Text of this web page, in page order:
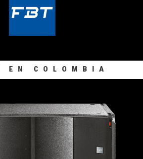
EN COLOMBIA